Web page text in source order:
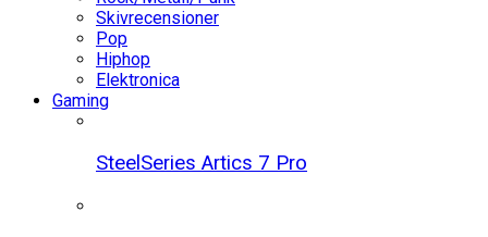
Skivrecensioner
Pop
Hiphop
Elektronica
Gaming
SteelSeries Artics 7 Pro